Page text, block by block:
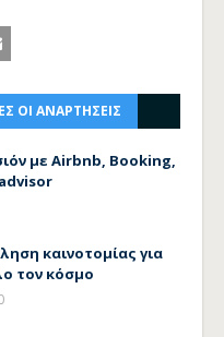
ΟΙ ΑΝΑΡΤΗΣΕΙΣ
με Airbnb, Booking,
καινοτομίας για
τον κόσμο